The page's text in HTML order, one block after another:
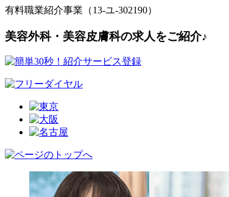
有料職業紹介事業（13-ユ-302190）
美容外科・美容皮膚科の求人をご紹介♪